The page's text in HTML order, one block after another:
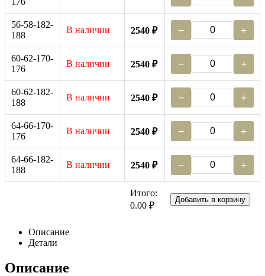
56-58-182-
188
В наличии 2540 ₽ − +
60-62-170-
176
В наличии 2540 ₽ − +
60-62-182-
188
В наличии 2540 ₽ − +
64-66-170-
176
В наличии 2540 ₽ − +
64-66-182-
188
В наличии 2540 ₽ − +
Итого:
0.00 ₽
Добавить в корзину
Описание
Детали
Описание